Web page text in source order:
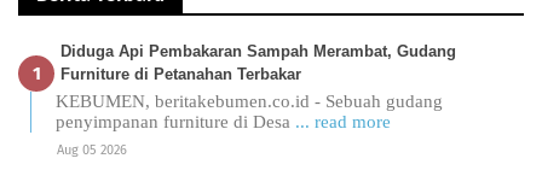
Diduga Api Pembakaran Sampah Merambat, Gudang
Furniture di Petanahan Terbakar
KEBUMEN, beritakebumen.co.id - Sebuah gudang
penyimpanan furniture di Desa ... read more
Aug 05 2026